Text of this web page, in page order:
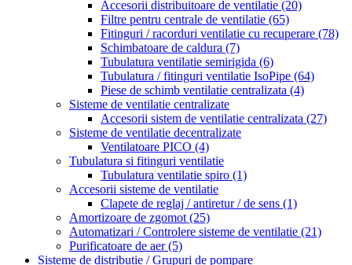
Accesorii distribuitoare de ventilatie (20)
Filtre pentru centrale de ventilatie (65)
Fitinguri / racorduri ventilatie cu recuperare (78)
Schimbatoare de caldura (7)
Tubulatura ventilatie semirigida (6)
Tubulatura / fitinguri ventilatie IsoPipe (64)
Piese de schimb ventilatie centralizata (4)
Sisteme de ventilatie centralizate
Accesorii sistem de ventilatie centralizata (27)
Sisteme de ventilatie decentralizate
Ventilatoare PICO (4)
Tubulatura si fitinguri ventilatie
Tubulatura ventilatie spiro (1)
Accesorii sisteme de ventilatie
Clapete de reglaj / antiretur / de sens (1)
Amortizoare de zgomot (25)
Automatizari / Controlere sisteme de ventilatie (21)
Purificatoare de aer(5)
Sisteme de distributie / Grupuri de pompare